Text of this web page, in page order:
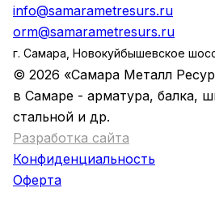
info@samarametresurs.ru
orm@samarametresurs.ru
г. Самара, Новокуйбышевское
© 2026 «Самара Металл
в Самаре - арматура, балка,
стальной и др.
Разработка сайта
Конфиденциальность
Оферта